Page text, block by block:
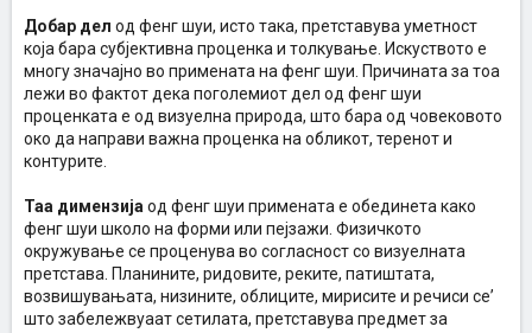
Добар дел од фенг шуи, исто така, претставува уметност
која бара субјективна проценка и толкување. Искуството е
многу значајно во примената на фенг шуи. Причината за тоа
лежи во фактот дека поголемиот дел од фенг шуи
проценката е од визуелна природа, што бара од човековото
око да направи важна проценка на обликот, теренот и
контурите.
Таа димензија од фенг шуи примената е обединета како
фенг шуи школо на форми или пејзажи. Физичкото
окружување се проценува во согласност со визуелната
претстава. Планините, ридовите, реките, патиштата,
возвишувањата, низините, облиците, мирисите и речиси се’
што забележвуаат сетилата, претставува предмет за